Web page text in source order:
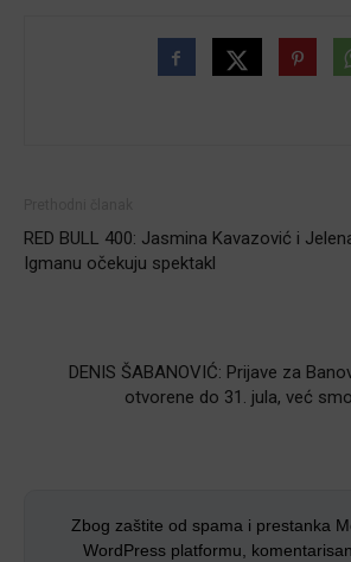
RED BULL 400: Jasmina Kavazović i
Igmanu očekuju spektakl
DENIS ŠABANOVIĆ: Prijave za
otvorene do 31. jula, već
Zbog zaštite od spama i prestanka
WordPress platformu,